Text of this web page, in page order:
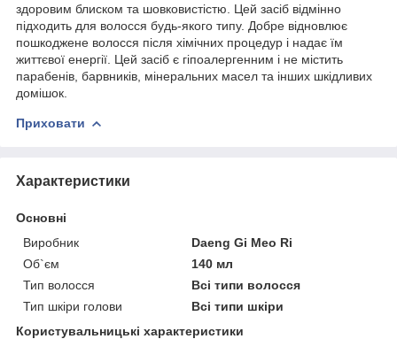
здоровим блиском та шовковистістю. Цей засіб відмінно
підходить для волосся будь-якого типу. Добре відновлює
пошкоджене волосся після хімічних процедур і надає їм
життєвої енергії. Цей засіб є гіпоалергенним і не містить
парабенів, барвників, мінеральних масел та інших шкідливих
домішок.
Приховати
Характеристики
Основні
Виробник
Daeng Gi Meo Ri
Об`єм
140 мл
Тип волосся
Всі типи волосся
Тип шкіри голови
Всі типи шкіри
Користувальницькі характеристики